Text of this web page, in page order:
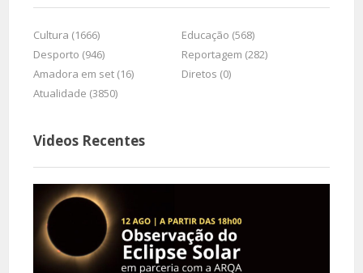
Cultura (1666)
Educação (568)
Desporto (946)
Reportagem (282)
Amadora em set (16)
Diretos (0)
Atualidade (3850)
Videos Recentes